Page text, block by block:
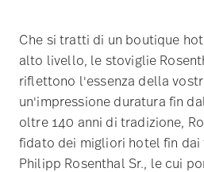
Che si tratti di un boutique
alto livello, le stoviglie
riflettono l'essenza della
un'impressione duratura fin
oltre 140 anni di tradizione,
fidato dei migliori hotel fin
Philipp Rosenthal Sr., le cui